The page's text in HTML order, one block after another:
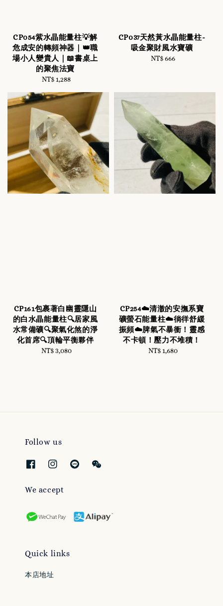
CP054紫水晶能量柱💡解
危成安的轉頻神器｜👑職
場小人變貴人｜📖書桌上
的聚焦法寶
Regular
NT$ 1,288
CP037天然黃水晶能量柱-
吸金聚財風水寶礦
Regular
NT$ 666
CP161包裹著白幽靈隱山
的白水晶能量柱🔍居家風
水常備礦🔍聚氣化煞的淨
化首席🔍頂輪平衡夥伴
Regular
NT$ 3,080
CP254☁️清澈的安撫系寶
礦螢石能量柱☁️徜徉舒緩
振頻☁️脾氣不暴衝！靈感
不卡頓！壓力不堆積！
Regular
NT$ 1,680
Follow us
We accept
Quick links
本店地址